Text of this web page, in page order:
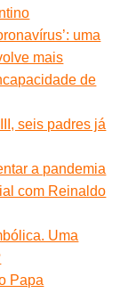
uma
mais
de
seis padres já
a pandemia
com Reinaldo
Uma
Papa